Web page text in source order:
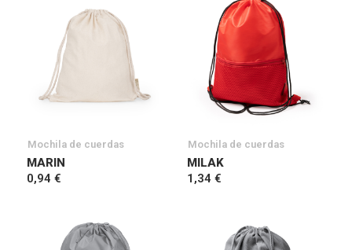
Mochila de cuerdas
MARIN
0,94 €
Mochila de cuerdas
MILAK
1,34 €